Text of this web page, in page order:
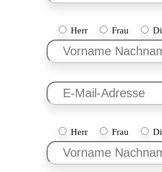
Herr Frau
Herr Frau